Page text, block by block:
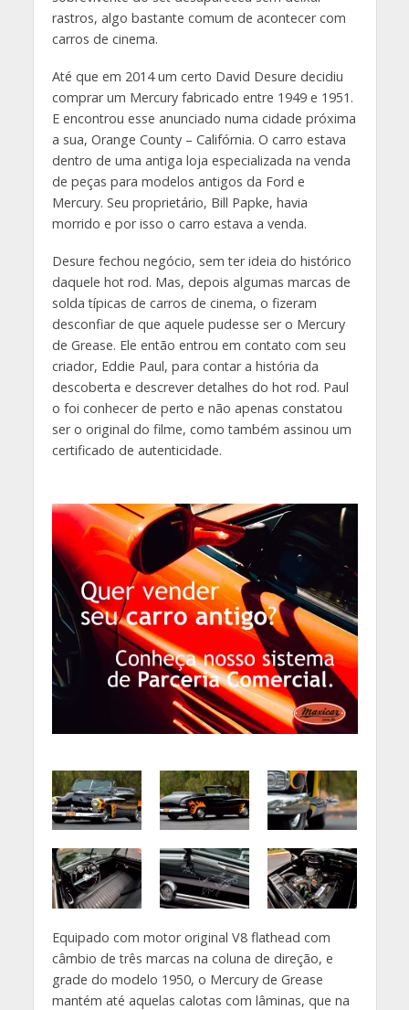
rastros, algo bastante comum de acontecer com
carros de cinema.
Até que em 2014 um certo David Desure decidiu
comprar um Mercury fabricado entre 1949 e 1951.
E encontrou esse anunciado numa cidade próxima
a sua, Orange County – Califórnia. O carro estava
dentro de uma antiga loja especializada na venda
de peças para modelos antigos da Ford e
Mercury. Seu proprietário, Bill Papke, havia
morrido e por isso o carro estava a venda.
Desure fechou negócio, sem ter ideia do histórico
daquele hot rod. Mas, depois algumas marcas de
solda típicas de carros de cinema, o fizeram
desconfiar de que aquele pudesse ser o Mercury
de Grease. Ele então entrou em contato com seu
criador, Eddie Paul, para contar a história da
descoberta e descrever detalhes do hot rod. Paul
o foi conhecer de perto e não apenas constatou
ser o original do filme, como também assinou um
certificado de autenticidade.
Equipado com motor original V8 flathead com
câmbio de três marcas na coluna de direção, e
grade do modelo 1950, o Mercury de Grease
mantém até aquelas calotas com lâminas, que na